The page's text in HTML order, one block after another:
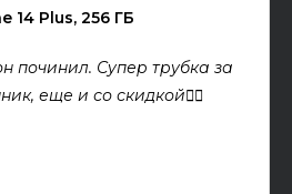
14 Plus, 256 ГБ
починил. Супер трубка за
еще и со скидкой👍🏻